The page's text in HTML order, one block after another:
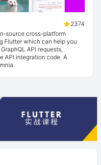
2374
source cross-platform
Flutter which can help you
API requests,
API integration code. A